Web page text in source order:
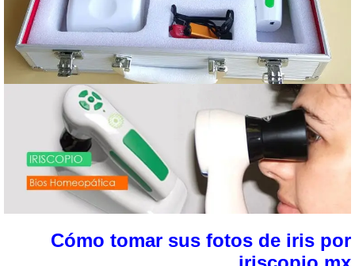
Cómo tomar sus fotos de iris